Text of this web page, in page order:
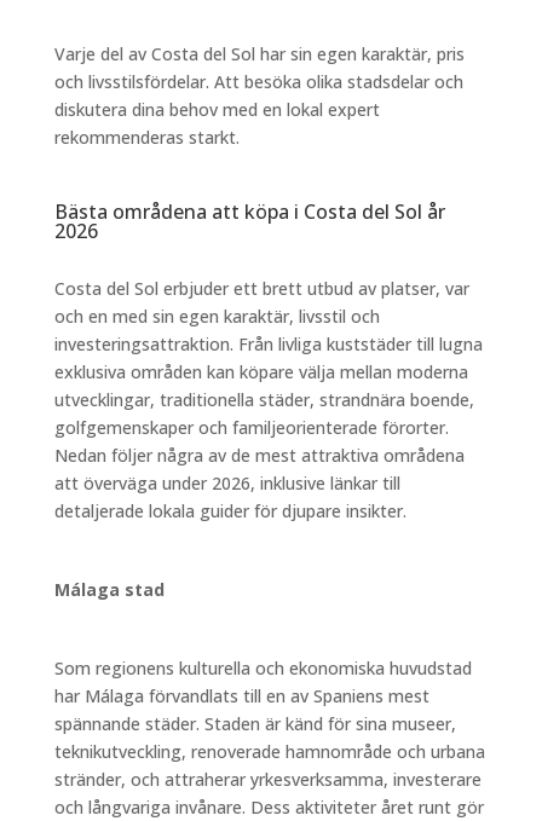
Varje del av Costa del Sol har sin egen karaktär, pris
och livsstilsfördelar. Att besöka olika stadsdelar och
diskutera dina behov med en lokal expert
rekommenderas starkt.
Bästa områdena att köpa i Costa del Sol år
2026
Costa del Sol erbjuder ett brett utbud av platser, var
och en med sin egen karaktär, livsstil och
investeringsattraktion. Från livliga kuststäder till lugna
exklusiva områden kan köpare välja mellan moderna
utvecklingar, traditionella städer, strandnära boende,
golfgemenskaper och familjeorienterade förorter.
Nedan följer några av de mest attraktiva områdena
att överväga under 2026, inklusive länkar till
detaljerade lokala guider för djupare insikter.
Málaga stad
Som regionens kulturella och ekonomiska huvudstad
har Málaga förvandlats till en av Spaniens mest
spännande städer. Staden är känd för sina museer,
teknikutveckling, renoverade hamnområde och urbana
stränder, och attraherar yrkesverksamma, investerare
och långvariga invånare. Dess aktiviteter året runt gör